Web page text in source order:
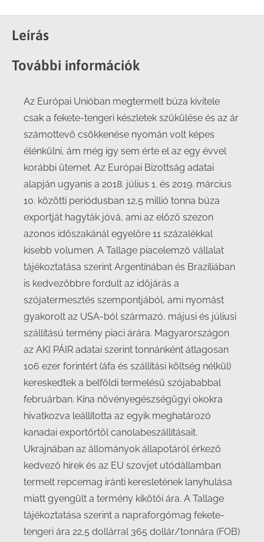
Facebook
X
Leírás
További információk
Az Európai Unióban megtermelt búza kivitele
csak a fekete-tengeri készletek szűkülése és az ár
számottevő csökkenése nyomán volt képes
élénkülni, ám még így sem érte el az egy évvel
korábbi ütemet. Az Európai Bizottság adatai
alapján ugyanis a 2018. július 1. és 2019. március
10. közötti periódusban 12,5 millió tonna búza
exportját hagyták jóvá, ami az előző szezon
azonos időszakánál egyelőre 11 százalékkal
kisebb volumen. A Tallage piacelemző vállalat
tájékoztatása szerint Argentínában és Brazíliában
is kedvezőbbre fordult az időjárás a
szójatermesztés szempontjából, ami nyomást
gyakorolt az USA-ból származó, májusi és júliusi
szállítású termény piaci árára. Magyarországon
az AKI PÁIR adatai szerint tonnánként átlagosan
106 ezer forintért (áfa és szállítási költség nélkül)
kereskedtek a belföldi termelésű szójababbal
februárban. Kína növényegészségügyi okokra
hivatkozva leállította az egyik meghatározó
kanadai exportőrtől canolabeszállításait.
Ukrajnában az állományok állapotáról érkező
kedvező hírek és az EU szovjet utódállamban
termelt repcemag iránti keresletének lanyhulása
miatt gyengült a termény kikötői ára. A Tallage
tájékoztatása szerint a napraforgómag fekete-
tengeri ára 22,5 dollárral 365 dollár/tonnára (FOB)